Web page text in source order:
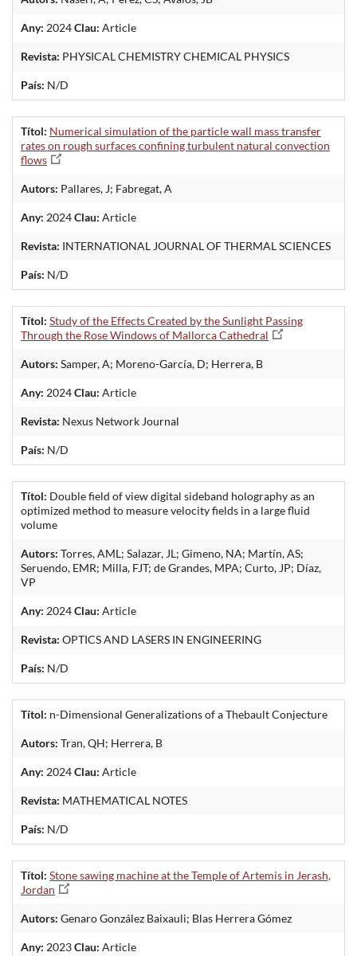
Any: 2024Clau: Article
Revista: PHYSICAL CHEMISTRY CHEMICAL PHYSICS
País: N/D
Títol: Numerical simulation of the particle wall mass transfer
rates on rough surfaces confining turbulent natural convection
flows
Autors: Pallares, J; Fabregat, A
Any: 2024Clau: Article
Revista: INTERNATIONAL JOURNAL OF THERMAL SCIENCES
País: N/D
Títol: Study of the Effects Created by the Sunlight Passing
Through the Rose Windows of Mallorca Cathedral
Autors: Samper, A; Moreno-García, D; Herrera, B
Any: 2024Clau: Article
Revista: Nexus Network Journal
País: N/D
Títol: Double field of view digital sideband holography as an
optimized method to measure velocity fields in a large fluid
volume
Autors: Torres, AML; Salazar, JL; Gimeno, NA; Martín, AS;
Seruendo, EMR; Milla, FJT; de Grandes, MPA; Curto, JP; Díaz,
VP
Any: 2024Clau: Article
Revista: OPTICS AND LASERS IN ENGINEERING
País: N/D
Títol: n-Dimensional Generalizations of a Thebault Conjecture
Autors: Tran, QH; Herrera, B
Any: 2024Clau: Article
Revista: MATHEMATICAL NOTES
País: N/D
Títol: Stone sawing machine at the Temple of Artemis in Jerash,
Jordan
Autors: Genaro González Baixauli; Blas Herrera Gómez
Any: 2023Clau: Article